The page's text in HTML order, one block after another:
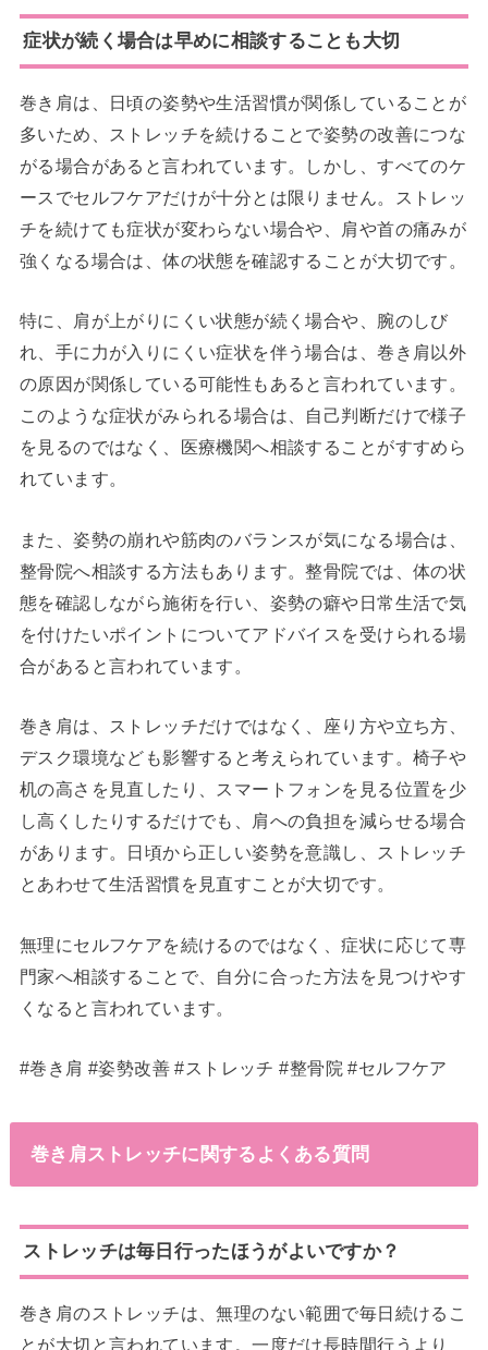
症状が続く場合は早めに相談することも大切
巻き肩は、日頃の姿勢や生活習慣が関係していることが
多いため、ストレッチを続けることで姿勢の改善につな
がる場合があると言われています。しかし、すべてのケ
ースでセルフケアだけが十分とは限りません。ストレッ
チを続けても症状が変わらない場合や、肩や首の痛みが
強くなる場合は、体の状態を確認することが大切です。
特に、肩が上がりにくい状態が続く場合や、腕のしび
れ、手に力が入りにくい症状を伴う場合は、巻き肩以外
の原因が関係している可能性もあると言われています。
このような症状がみられる場合は、自己判断だけで様子
を見るのではなく、医療機関へ相談することがすすめら
れています。
また、姿勢の崩れや筋肉のバランスが気になる場合は、
整骨院へ相談する方法もあります。整骨院では、体の状
態を確認しながら施術を行い、姿勢の癖や日常生活で気
を付けたいポイントについてアドバイスを受けられる場
合があると言われています。
巻き肩は、ストレッチだけではなく、座り方や立ち方、
デスク環境なども影響すると考えられています。椅子や
机の高さを見直したり、スマートフォンを見る位置を少
し高くしたりするだけでも、肩への負担を減らせる場合
があります。日頃から正しい姿勢を意識し、ストレッチ
とあわせて生活習慣を見直すことが大切です。
無理にセルフケアを続けるのではなく、症状に応じて専
門家へ相談することで、自分に合った方法を見つけやす
くなると言われています。
#巻き肩 #姿勢改善 #ストレッチ #整骨院 #セルフケア
巻き肩ストレッチに関するよくある質問
ストレッチは毎日行ったほうがよいですか？
巻き肩のストレッチは、無理のない範囲で毎日続けるこ
とが大切と言われています。一度だけ長時間行うより